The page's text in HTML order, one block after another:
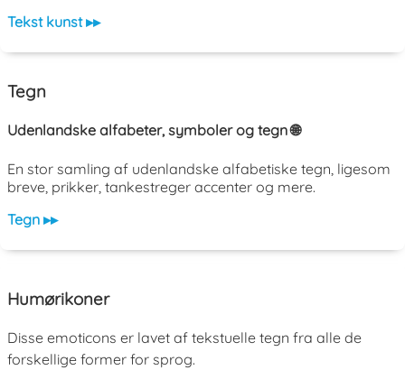
Tekst kunst ▸▸
Tegn
Udenlandske alfabeter, symboler og tegn 🌐
En stor samling af udenlandske alfabetiske tegn, ligesom
breve, prikker, tankestreger accenter og mere.
Tegn ▸▸
Humørikoner
Disse emoticons er lavet af tekstuelle tegn fra alle de
forskellige former for sprog.